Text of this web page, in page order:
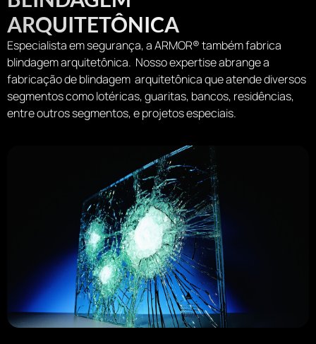
ARQUITETÔNICA
Especialista em segurança, a ARMOR®️ também fabrica
blindagem arquitetônica. Nosso expertise abrange a
fabricação de blindagem arquitetônica que atende diversos
segmentos como lotéricas, guaritas, bancos, residências,
entre outros segmentos, e projetos especiais.